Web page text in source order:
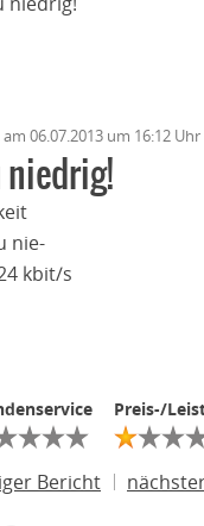
, am 06.07.2013 um 16:12 Uhr
niedrig!
nie-
kbit/s
Preis-/
Bericht